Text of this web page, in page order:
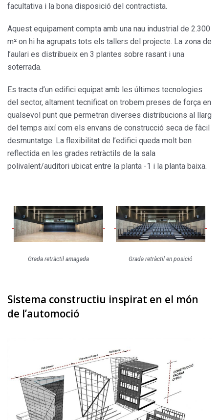
facultativa i la bona disposició del contractista.
Aquest equipament compta amb una nau industrial de 2.300
m² on hi ha agrupats tots els tallers del projecte. La zona de
l’aulari es distribueix en 3 plantes sobre rasant i una
soterrada.
Es tracta d’un edifici equipat amb les últimes tecnologies
del sector, altament tecnificat on trobem preses de força en
qualsevol punt que permetran diver­ses distribucions al llarg
del temps així com els envans de construcció seca de fàcil
desmuntatge. La flexibilitat de l’edifici queda molt ben
reflectida en les grades retràctils de la sala
polivalent/auditori ubicat entre la planta -1 i la planta baixa.
Grada retràctil amagada Grada retràctil en posició
Sistema constructiu inspirat en el món
de l’automoció